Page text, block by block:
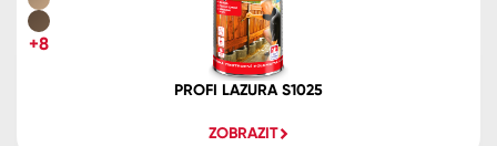
PROFI LAZURA S1025
ZOBRAZIT
+8